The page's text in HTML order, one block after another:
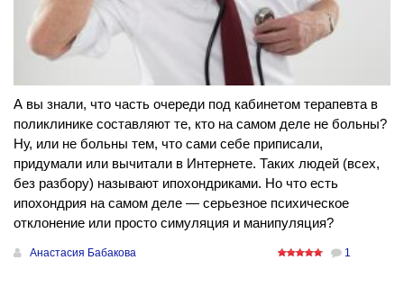
А вы знали, что часть очереди под кабинетом терапевта в
поликлинике составляют те, кто на самом деле не больны?
Ну, или не больны тем, что сами себе приписали,
придумали или вычитали в Интернете. Таких людей (всех,
без разбору) называют ипохондриками. Но что есть
ипохондрия на самом деле — серьезное психическое
отклонение или просто симуляция и манипуляция?
Анастасия Бабакова 1